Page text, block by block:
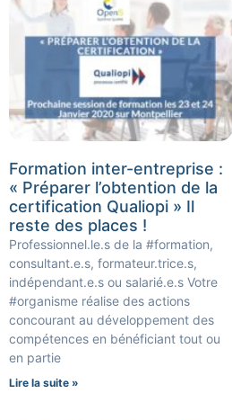
Formation inter-entreprise :
« Préparer l’obtention de la
certification Qualiopi » Il
reste des places !
Professionnel.le.s de la #formation,
consultant.e.s, formateur.trice.s,
indépendant.e.s ou salarié.e.s Votre
#organisme réalise des actions
concourant au développement des
compétences en bénéficiant tout ou
en partie
Lire la suite »